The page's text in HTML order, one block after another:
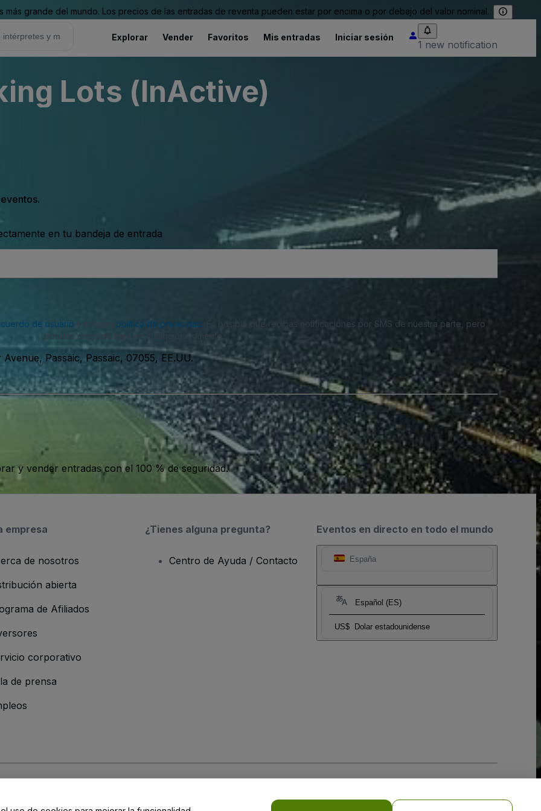
grande del mundo. Los precios de las entradas de reventa pueden estar por encima o por debajo del valor nominal.
Explorar Vender Favoritos Mis entradas Iniciar sesión
1 new notification
Lots (InActive)
en tu bandeja de entrada
de usuario política de privacidad
. Es posible que recibas notificaciones por SMS de nuestra parte, pero
puedes darte de baja en cualquier momento.
Passaic, Passaic, 07055, EE.UU.
y vender entradas con el 100 % de seguridad.
Eventos en directo en todo el mundo
España
Español (ES)
US$ Dolar estadounidense
empresa
de nosotros
abierta
de Afiliados
corporativo
de prensa
¿Tienes alguna pregunta?
Centro de Ayuda / Contacto
y de laPolítica de Privacidad para Móviles